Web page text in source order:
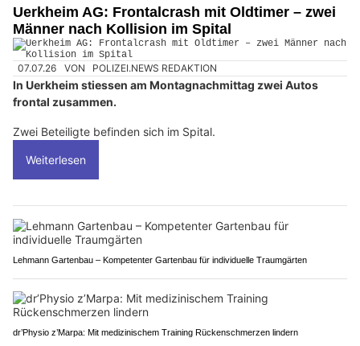
Uerkheim AG: Frontalcrash mit Oldtimer – zwei
Männer nach Kollision im Spital
07.07.26 VON POLIZEI.NEWS REDAKTION
In Uerkheim stiessen am Montagnachmittag zwei Autos
frontal zusammen.
Zwei Beteiligte befinden sich im Spital.
Weiterlesen
Lehmann Gartenbau – Kompetenter Gartenbau für individuelle Traumgärten
dr’Physio z’Marpa: Mit medizinischem Training Rückenschmerzen lindern